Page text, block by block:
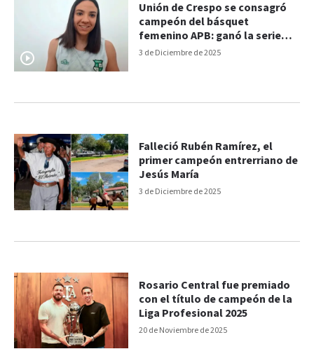
3 de Diciembre de 2025
Unión de Crespo se consagró
campeón del básquet
femenino APB: ganó la serie
con una actuación estelar de
3 de Diciembre de 2025
Falleció Rubén Ramírez, el
primer campeón entrerriano de
Jesús María
20 de Noviembre de 2025
Rosario Central fue premiado
con el título de campeón de la
Liga Profesional 2025